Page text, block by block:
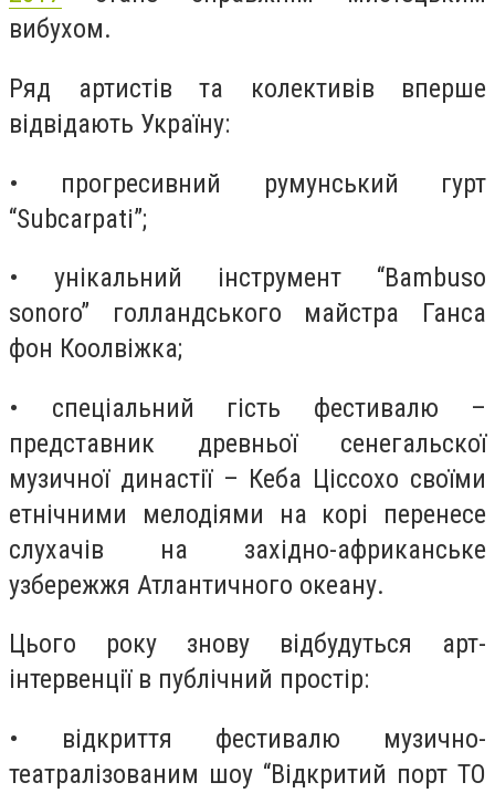
вибухом.
Ряд артистів та колективів вперше
відвідають Україну:
• прогресивний румунський гурт
“Subcarpati”;
• унікальний інструмент “Bambuso
sonoro” голландського майстра Ганса
фон Коолвіжка;
• спеціальний гість фестивалю –
представник древньої сенегальскої
музичної династії – Кеба Ціссохо своїми
етнічними мелодіями на корі перенесе
слухачів на західно-африканське
узбережжя Атлантичного океану.
Цього року знову відбудуться арт-
інтервенції в публічний простір:
• відкриття фестивалю музично-
театралізованим шоу “Відкритий порт TO